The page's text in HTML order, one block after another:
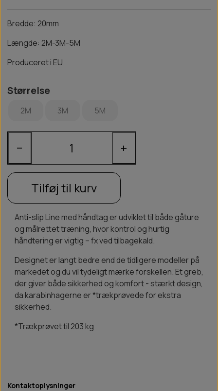
Bredde: 20mm
Længde: 2M-3M-5M
Produceret i EU
Størrelse
2M 3M 5M
− +
Tilføj til kurv
Anti-slip Line med håndtag er udviklet til både gåture
og målrettet træning, hvor kontrol og hurtig
håndtering er vigtig – fx ved tilbagekald.
Designet er langt bedre end de tidligere modeller på
markedet og du vil tydeligt mærke forskellen. Et greb,
der giver både sikkerhed og komfort - stærkt design,
da karabinhagerne er *trækprøvede for ekstra
sikkerhed.
*Trækprøvet til 203 kg
Kontaktoplysninger